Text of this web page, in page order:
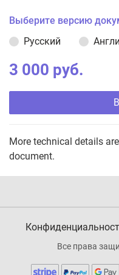
Выберите версию
Русский
3 000 руб.
More technical details
document.
Все права